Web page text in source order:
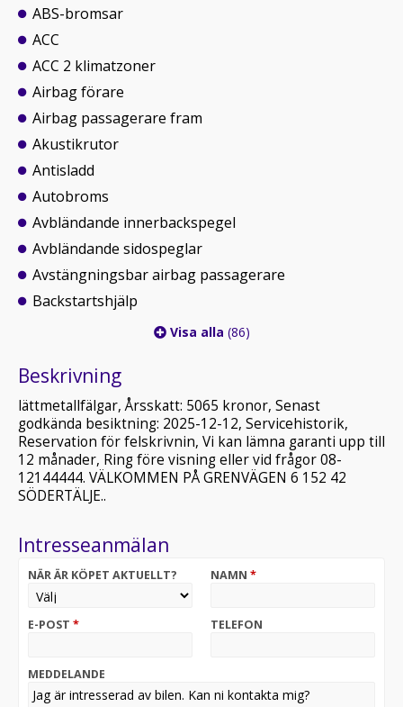
ABS-bromsar
ACC
ACC 2 klimatzoner
Airbag förare
Airbag passagerare fram
Akustikrutor
Antisladd
Autobroms
Avbländande innerbackspegel
Avbländande sidospeglar
Avstängningsbar airbag passagerare
Backstartshjälp
Visa alla (86)
Beskrivning
lättmetallfälgar, Årsskatt: 5065 kronor, Senast
godkända besiktning: 2025-12-12, Servicehistorik,
Reservation för felskrivnin, Vi kan lämna garanti upp till
12 månader, Ring före visning eller vid frågor 08-
12144444. VÄLKOMMEN PÅ GRENVÄGEN 6 152 42
SÖDERTÄLJE..
Intresseanmälan
NÄR ÄR KÖPET AKTUELLT? NAMN *
E-POST * TELEFON
MEDDELANDE